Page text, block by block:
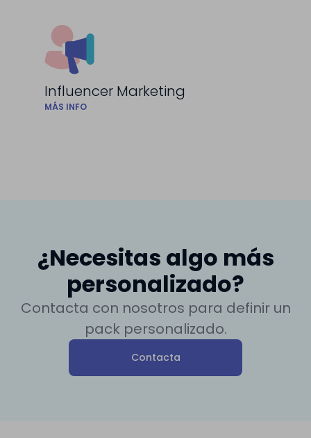
Influencer Marketing
MÁS INFO
¿Necesitas algo más
personalizado?
Contacta con nosotros para definir un
pack personalizado.
Contacta